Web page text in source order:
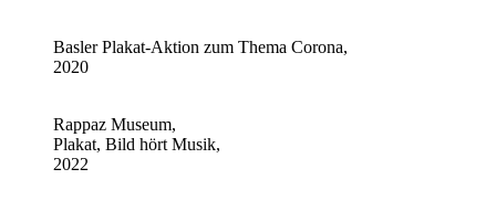
Basler Plakat-Aktion zum Thema Corona,
2020
Rappaz Museum,
Plakat, Bild hört Musik,
2022